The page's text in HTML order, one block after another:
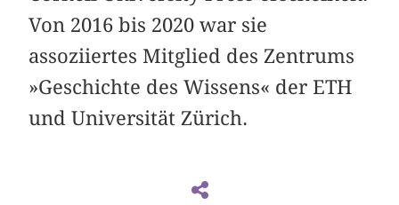
Von 2016 bis 2020 war sie
assoziiertes Mitglied des Zentrums
»Geschichte des Wissens« der ETH
und Universität Zürich.